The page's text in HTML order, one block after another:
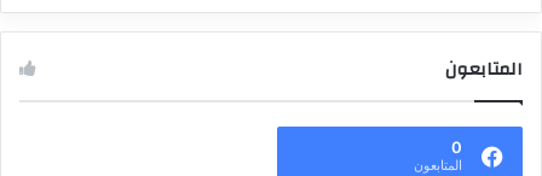
المتابعون
0
المتابعون